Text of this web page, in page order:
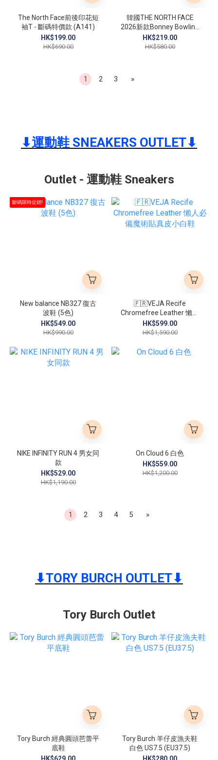
The North Face前後印花短
袖T - 斷碼特價款 (A141)
HK$199.00
HK$690.00
韓國THE NORTH FACE
2026新款Bonney Bowling
Bag S
HK$219.00
HK$580.00
1 2 3 »
⬇︎運動鞋 SNEAKERS OUTLET⬇︎
Outlet - 運動鞋 Sneakers
斷碼限時促銷!
New balance NB327 復古
波鞋 (5色)
HK$549.00
HK$990.00
🇫🇷VEJA Recife
Chromefree Leather 懶人
必備魔術貼真皮小白鞋
HK$599.00
HK$1,590.00
NIKE INFINITY RUN 4 男女同
款
HK$529.00
HK$1,190.00
On Cloud 6 白色
HK$559.00
HK$1,200.00
1 2 3 4 5 »
⬇︎TORY BURCH OUTLET⬇︎
Tory Burch Outlet
Tory Burch 經典圓頭芭蕾平
底鞋
Tory Burch 羊仔皮漁夫鞋
白色 US7.5 (EU37.5)